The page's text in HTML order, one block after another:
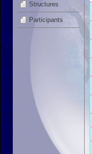
Structures
Participants